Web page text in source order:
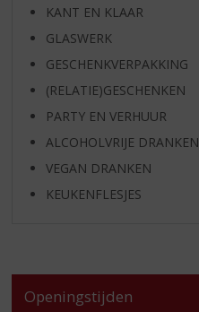
KANT EN KLAAR
GLASWERK
GESCHENKVERPAKKING
(RELATIE)GESCHENKEN
PARTY EN VERHUUR
ALCOHOLVRIJE DRANKEN
VEGAN DRANKEN
KEUKENFLESJES
Openingstijden